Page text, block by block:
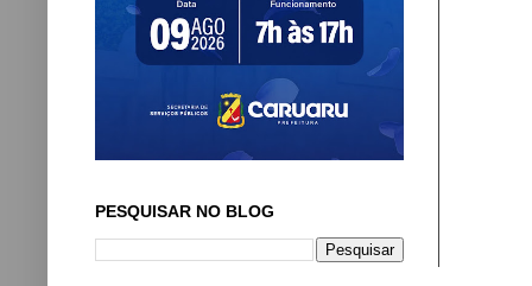
PESQUISAR NO BLOG